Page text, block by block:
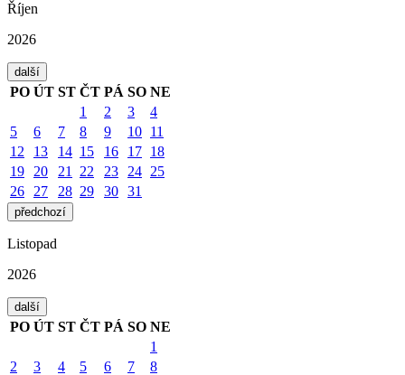
Říjen
2026
další
PO ÚT ST ČT PÁ SO NE
1
2 3
4
5
6 7 8 9 10 11
12
13 14 15 16 17 18
19 20 21 22 23 24 25
26 27 28 29 30 31
předchozí
Listopad
2026
další
PO ÚT ST ČT PÁ SO NE
1
2
3 4 5 6 7
8